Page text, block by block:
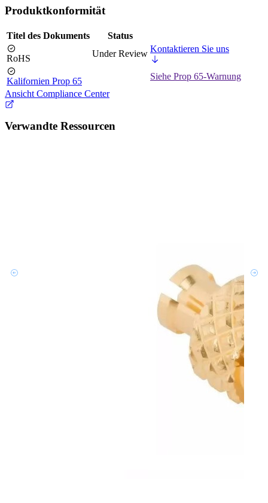
Produktkonformität
Titel des Dokuments Status
RoHS Under Review Kontaktieren Sie uns
Kalifornien Prop 65
Siehe Prop 65-Warnung
Ansicht Compliance Center
Verwandte Ressourcen